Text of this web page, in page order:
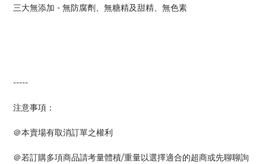
三大無添加 - 無防腐劑、無糖精及甜精、無色素
-----
注意事項：
＠本賣場有取消訂單之權利
＠若訂購多項商品請考量體積/重量以選擇適合的超商或先聊聊詢